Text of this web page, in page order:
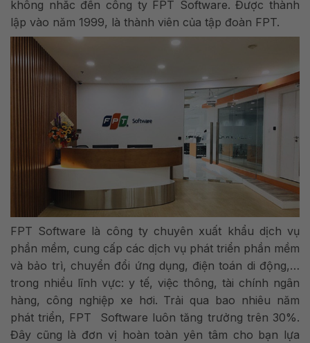
không nhắc đến công ty FPT Software. Được thành
lập vào năm 1999, là thành viên của tập đoàn FPT.
FPT Software là công ty chuyên xuất khẩu dịch vụ
phần mềm, cung cấp các dịch vụ phát triển phần mềm
và bảo trì, chuyển đổi ứng dụng, điện toán di động,…
trong nhiều lĩnh vực: y tế, việc thông, tài chính ngân
hàng, công nghiệp xe hơi. Trải qua bao nhiêu năm
phát triển, FPT Software luôn tăng trưởng trên 30%.
Đây cũng là đơn vị hoàn toàn yên tâm cho bạn lựa